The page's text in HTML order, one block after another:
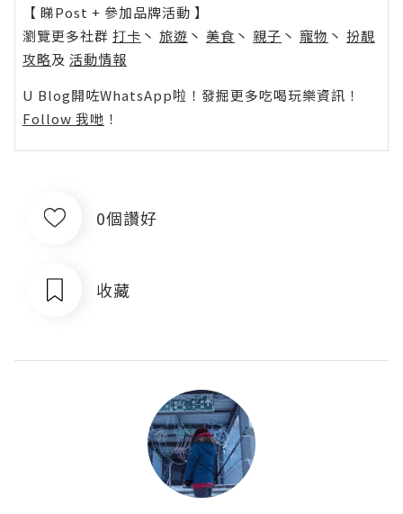
【 睇Post + 參加品牌活動 】
瀏覽更多社群 打卡 丶 旅遊 丶 美食 丶 親子 丶 寵物 丶 扮靚
攻略及 活動情報
U Blog開咗WhatsApp啦！發掘更多吃喝玩樂資訊！
Follow 我哋 ！
0個讚好
收藏